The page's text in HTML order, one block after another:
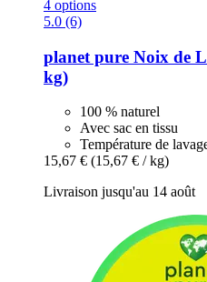
4 options
5.0 (6)
planet pure Noix de
kg)
100 % naturel
Avec sac en tissu
Température de
15,67 € (15,67 € / kg)
Livraison jusqu'au 14 août